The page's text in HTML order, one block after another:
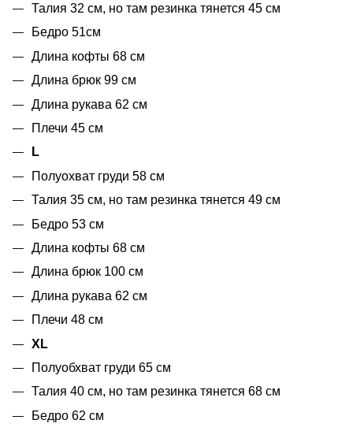
Талия 32 см, но там резинка тянется 45 см
Бедро 51см
Длина кофты 68 см
Длина брюк 99 см
Длина рукава 62 см
Плечи 45 см
L
Полуохват груди 58 см
Талия 35 см, но там резинка тянется 49 см
Бедро 53 см
Длина кофты 68 см
Длина брюк 100 см
Длина рукава 62 см
Плечи 48 см
XL
Полуобхват груди 65 см
Талия 40 см, но там резинка тянется 68 см
Бедро 62 см